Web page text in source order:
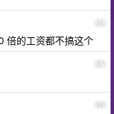
86
倍的工资都不搞这个
87
88